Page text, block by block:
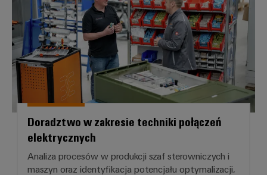
Doradztwo w zakresie techniki połączeń
elektrycznych
Analiza procesów w produkcji szaf sterowniczych i
maszyn oraz identyfikacja potencjału optymalizacji,